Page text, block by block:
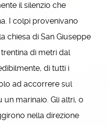
il silenzio che
I colpi provenivano
chiesa di San Giuseppe
di metri dal
di tutti i
ad accorrere sul
marinaio. Gli altri, o
nella direzione